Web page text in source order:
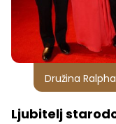
Družina
Ljubitelj